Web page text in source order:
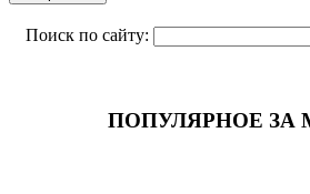
Поиск по сайту:
ПОПУЛЯРНОЕ ЗА